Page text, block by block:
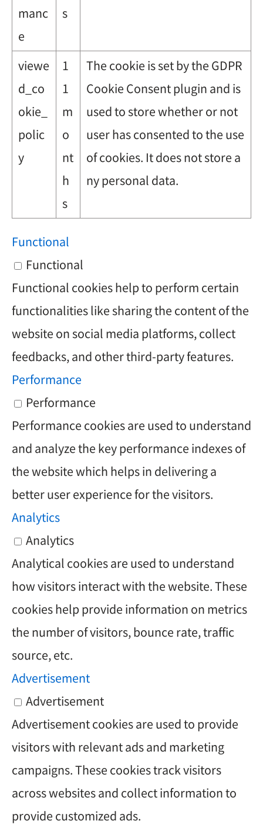
manc
e
s
viewe
d_co
okie_
polic
y
1
1
m
o
nt
h
s
The cookie is set by the GDPR
Cookie Consent plugin and is
used to store whether or not
user has consented to the use
of cookies. It does not store a
ny personal data.
Functional
Functional
Functional cookies help to perform certain
functionalities like sharing the content of the
website on social media platforms, collect
feedbacks, and other third-party features.
Performance
Performance
Performance cookies are used to understand
and analyze the key performance indexes of
the website which helps in delivering a
better user experience for the visitors.
Analytics
Analytics
Analytical cookies are used to understand
how visitors interact with the website. These
cookies help provide information on metrics
the number of visitors, bounce rate, traffic
source, etc.
Advertisement
Advertisement
Advertisement cookies are used to provide
visitors with relevant ads and marketing
campaigns. These cookies track visitors
across websites and collect information to
provide customized ads.